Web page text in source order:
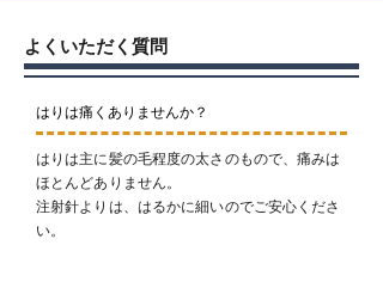
よくいただく質問
はりは痛くありませんか？
はりは主に髪の毛程度の太さのもので、痛みは
ほとんどありません。
注射針よりは、はるかに細いのでご安心くださ
い。